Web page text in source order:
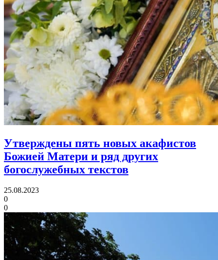
Утверждены пять новых акафистов
Божией Матери и ряд других
богослужебных текстов
25.08.2023
0
0